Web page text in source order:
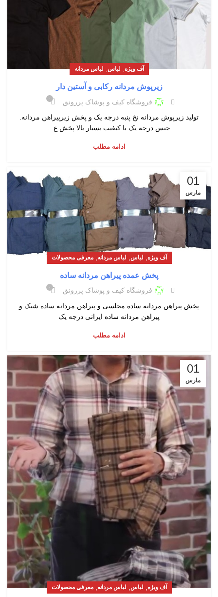
آف ویژه, لباس, لباس مردانه
زیرپوش مردانه رکابی و آستین دار
فروشگاه کیف و پوشاک پررونق ۰
تولید زیرپوش مردانه نخ پنبه درجه یک و پخش زیرپیراهن مردانه.
جنس درجه یک با کیفیت بسیار بالا پخش ع...
ادامه مطلب
01
مارس
آف ویژه لباس لباس مردانه ,معرفی محصولات
پخش عمده پیراهن مردانه ساده
فروشگاه کیف و پوشاک پررونق ۰
پخش پیراهن مردانه ساده مجلسی و پیراهن مردانه ساده شیک و
پیراهن مردانه ساده ایرانی درجه یک
ادامه مطلب
01
مارس
آف ویژه لباس لباس مردانه ,معرفی محصولات